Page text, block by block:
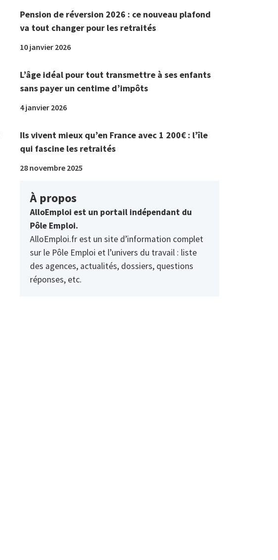
Pension de réversion 2026 : ce nouveau plafond
va tout changer pour les retraités
10 janvier 2026
L’âge idéal pour tout transmettre à ses enfants
sans payer un centime d’impôts
4 janvier 2026
Ils vivent mieux qu’en France avec 1 200€ : l’île
qui fascine les retraités
28 novembre 2025
À propos
AlloEmploi est un portail indépendant du
Pôle Emploi.
AlloEmploi.fr est un site d’information complet
sur le Pôle Emploi et l’univers du travail : liste
des agences, actualités, dossiers, questions
réponses, etc.